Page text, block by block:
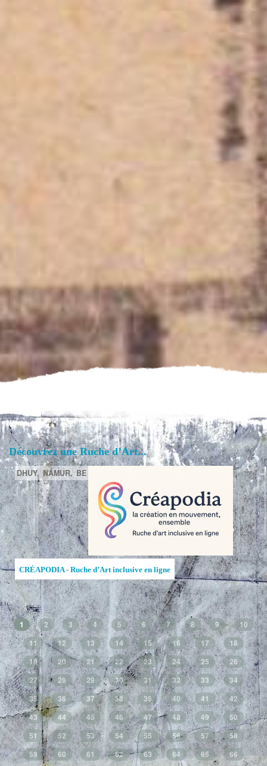
Découvrez une Ruche d’Art...
DHUY, NAMUR, BE
CRÉAPODIA - Ruche d’Art inclusive en ligne
1 2 3 4 5 6 7 8 9
10
11
12 13 14 15 16 17
18
19
20 21 22 23 24 25
26
27
28 29 30 31 32 33
34
35
36 37 38 39 40 41
42
43
44 45 46 47 48 49
50
51
52 53 54 55 56 57
58
59
60 61 62 63 64 65
66